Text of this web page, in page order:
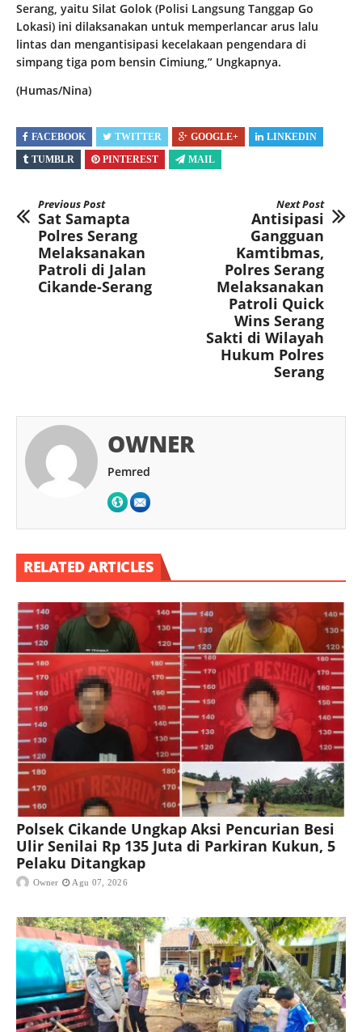
Serang, yaitu Silat Golok (Polisi Langsung Tanggap Go
Lokasi) ini dilaksanakan untuk memperlancar arus lalu
lintas dan mengantisipasi kecelakaan pengendara di
simpang tiga pom bensin Cimiung,” Ungkapnya.
(Humas/Nina)
FACEBOOK TWITTER GOOGLE+
LINKEDIN
TUMBLR
PINTEREST MAIL
Previous Post
Sat Samapta
Polres Serang
Melaksanakan
Patroli di Jalan
Cikande-Serang
Next Post
Antisipasi
Gangguan
Kamtibmas,
Polres Serang
Melaksanakan
Patroli Quick
Wins Serang
Sakti di Wilayah
Hukum Polres
Serang
OWNER
Pemred
RELATED ARTICLES
Polsek Cikande Ungkap Aksi Pencurian Besi
Ulir Senilai Rp 135 Juta di Parkiran Kukun, 5
Pelaku Ditangkap
Owner Agu 07, 2026